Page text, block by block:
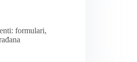
formulari,